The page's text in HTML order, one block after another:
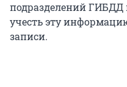
подразделений ГИБДД
учесть эту
записи.